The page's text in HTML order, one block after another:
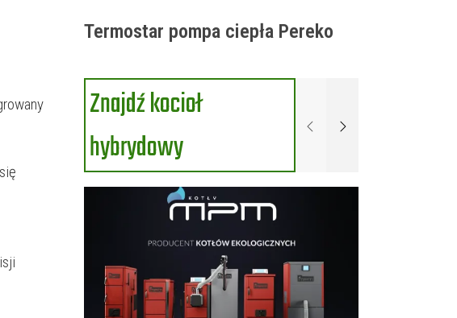
Termostar pompa ciepła Pereko
Znajdź kocioł
hybrydowy
PoprzednieNastępne